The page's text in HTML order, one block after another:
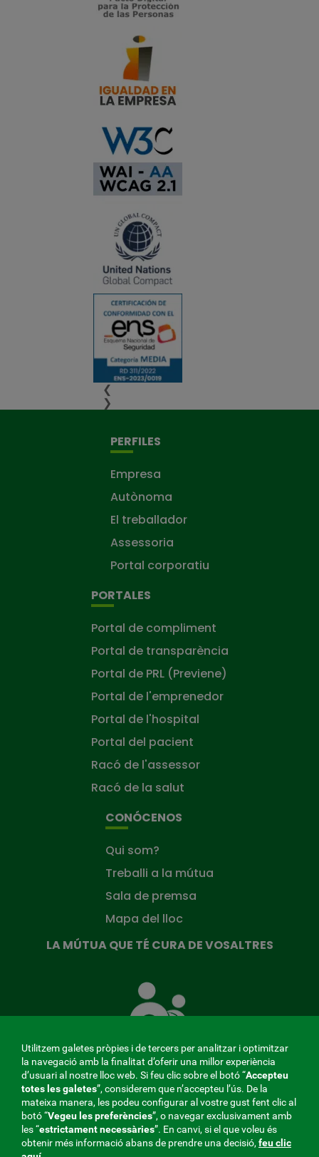
❮
❯
PERFILES
Empresa
Autònoma
El treballador
Assessoria
Portal corporatiu
PORTALES
Portal de compliment
Portal de transparència
Portal de PRL (Previene)
Portal de l'emprenedor
Portal de l'hospital
Portal del pacient
Racó de l'assessor
Racó de la salut
CONÓCENOS
Qui som?
Treballi a la mútua
Sala de premsa
Mapa del lloc
LA MÚTUA QUE TÉ CURA DE VOSALTRES
Mútua
que
de
tu
MENÚ
REDES
Utilitzem galetes pròpies i de tercers per analitzar i optimitzar
la navegació amb la finalitat d’oferir una millor experiència
d’usuari al nostre lloc web. Si feu clic sobre el botó “Accepteu
totes les galetes”, considerem que n’accepteu l’ús. De la
mateixa manera, les podeu configurar al vostre gust fent clic al
botó “Vegeu les preferències”, o navegar exclusivament amb
les “estrictamentnecessàries”. En canvi, si el que voleu és
obtenir més informació abans de prendre una decisió, feu clic